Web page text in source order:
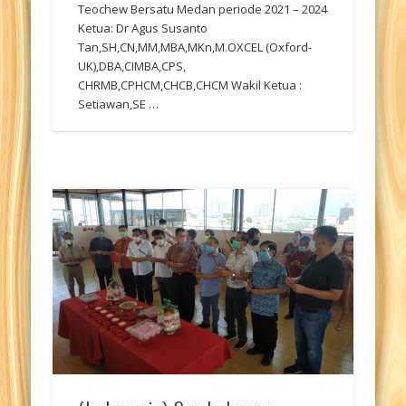
Teochew Bersatu Medan periode 2021 – 2024
Ketua: Dr Agus Susanto
Tan,SH,CN,MM,MBA,MKn,M.OXCEL (Oxford-
UK),DBA,CIMBA,CPS,
CHRMB,CPHCM,CHCB,CHCM Wakil Ketua :
Setiawan,SE …